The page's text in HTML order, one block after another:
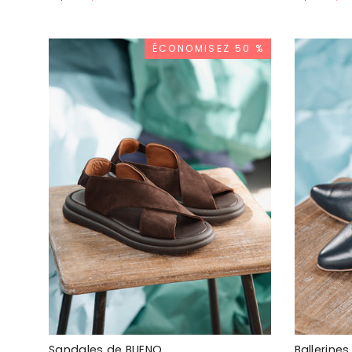
ÉCONOMISEZ 50 %